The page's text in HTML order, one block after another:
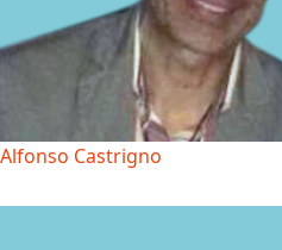
Alfonso Castrigno